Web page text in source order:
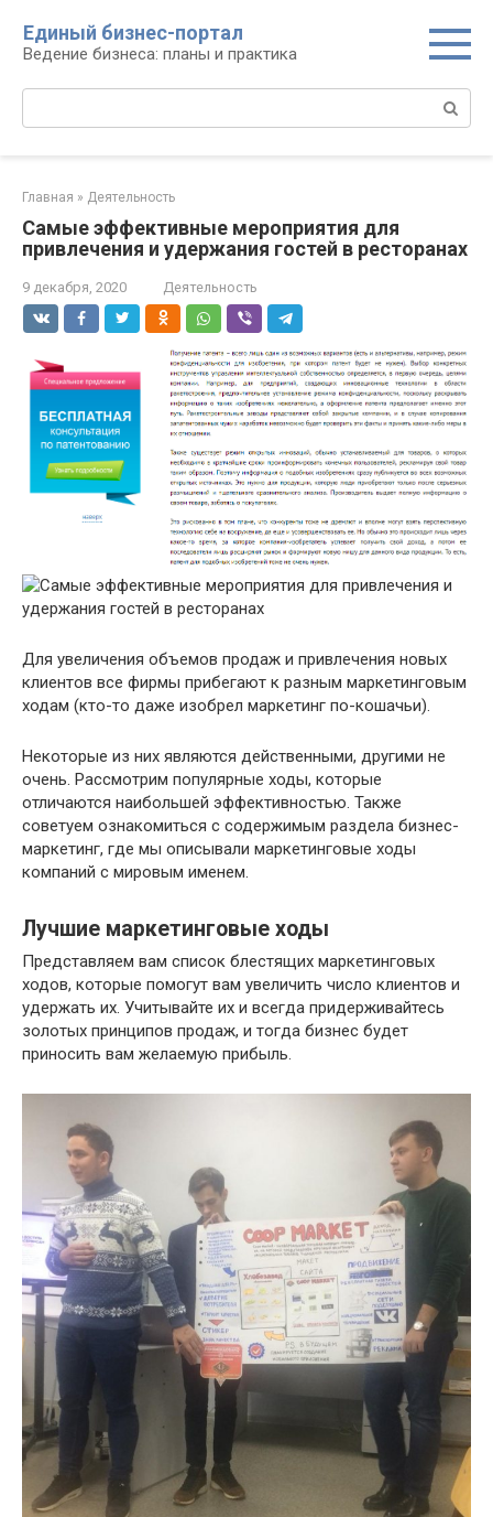
контенту
Единый бизнес-портал
Ведение бизнеса: планы и практика
Поиск:
Главная » Деятельность
Самые эффективные мероприятия для
привлечения и удержания гостей в ресторанах
9 декабря, 2020 Деятельность
Для увеличения объемов продаж и привлечения новых
клиентов все фирмы прибегают к разным маркетинговым
ходам (кто-то даже изобрел маркетинг по-кошачьи).
Некоторые из них являются действенными, другими не
очень. Рассмотрим популярные ходы, которые
отличаются наибольшей эффективностью. Также
советуем ознакомиться с содержимым раздела бизнес-
маркетинг, где мы описывали маркетинговые ходы
компаний с мировым именем.
Лучшие маркетинговые ходы
Представляем вам список блестящих маркетинговых
ходов, которые помогут вам увеличить число клиентов и
удержать их. Учитывайте их и всегда придерживайтесь
золотых принципов продаж, и тогда бизнес будет
приносить вам желаемую прибыль.